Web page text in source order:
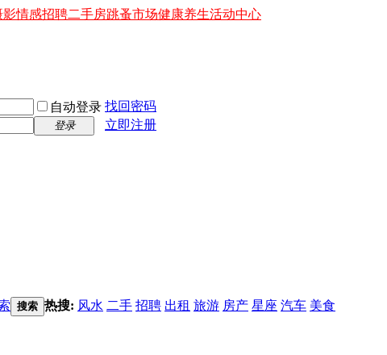
影情感招聘二手房跳蚤市场健康养生活动中心
自动登录 找回密码
登录
立即注册
搜索 热搜: 风水 二手 招聘 出租 旅游 房产 星座 汽车 美食